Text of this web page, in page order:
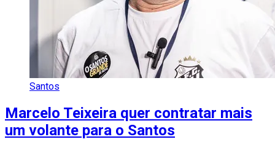
Santos
Marcelo Teixeira quer contratar mais
um volante para o Santos